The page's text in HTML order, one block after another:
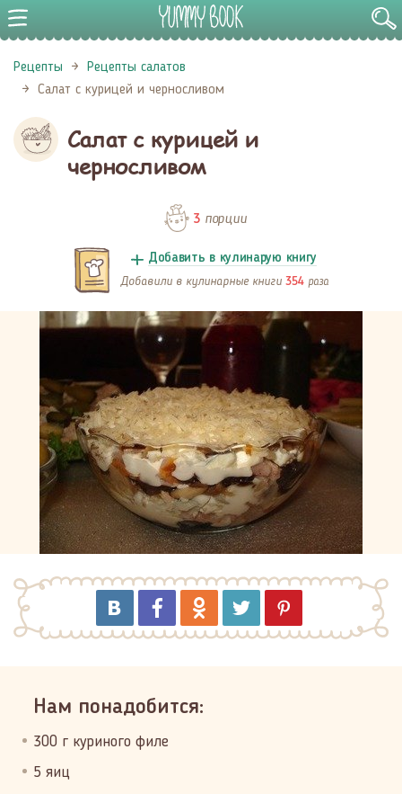
Рецепты
Рецепты салатов
Салат с курицей и черносливом
Салат с курицей и
черносливом
3порции
Добавить в кулинарую книгу
Добавили в кулинарные книги 354 раза
Нам понадобится:
300 г куриного филе
5 яиц